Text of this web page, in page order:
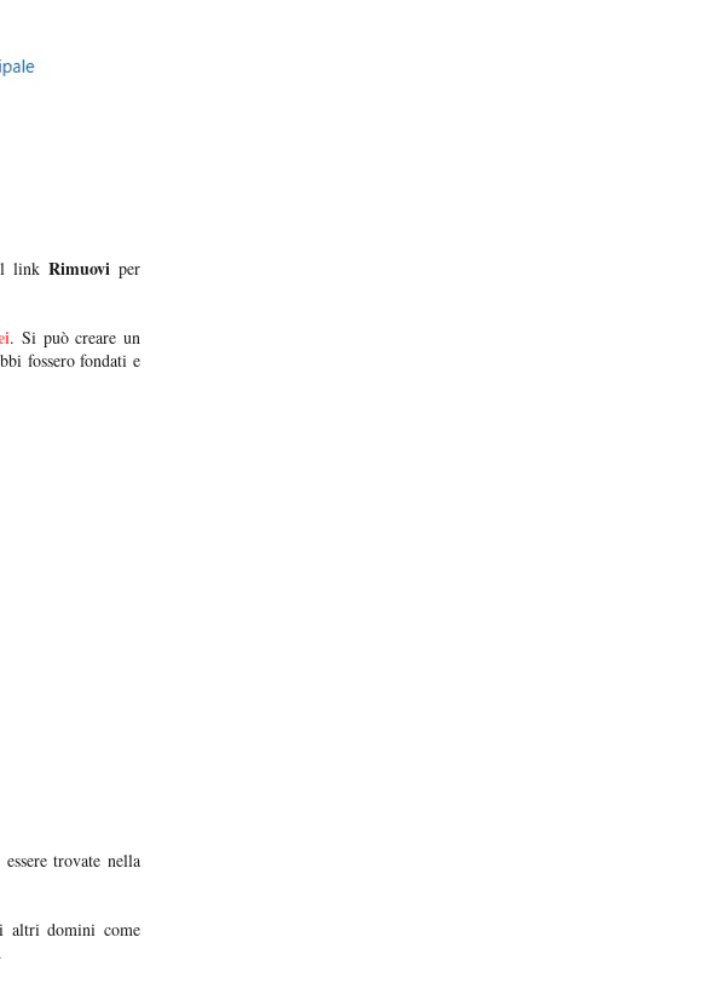
il linkRimuovi per
. Si può creare un
fossero fondati e
trovate nella
altri domini come
.